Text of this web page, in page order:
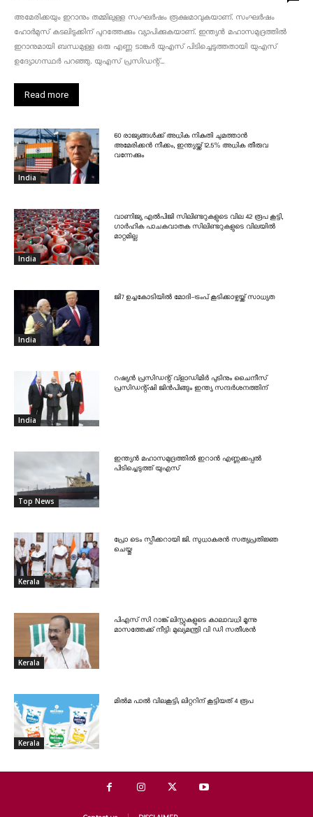
അമേരിക്കയും ഇറാനും തമ്മിലുള്ള സംഘർഷം രൂക്ഷമാവുകയാണ്. സംഘർഷം
ഹോർമുസ് കടലിടുക്കിന് പുറത്തേക്കും വ്യാപിക്കുകയാണ്. ഇന്ത്യൻ മഹാസമുദ്രത്തിൽ
ഇറാനുമായി ബന്ധമുള്ള ഒരു എണ്ണ ടാങ്കർ യുഎസ് പിടിച്ചെടുത്തതായി യുഎസ്
ഉദ്യോഗസ്ഥർ പറഞ്ഞു. യുഎസ് പ്രസിഡന്റ്...
Read more
India
60 രാജ്യങ്ങൾക്ക് അധിക നികുതി ചുമത്താൻ
അമേരിക്കൻ നീക്കം, ഇന്ത്യയ്ക്ക് 12.5% അധിക തീരുവ
വന്നേക്കും
India
വാണിജ്യ എൽപിജി സിലിണ്ടറുകളുടെ വില 42 രൂപ കൂട്ടി,
ഗാർഹിക പാചകവാതക സിലിണ്ടറുകളുടെ വിലയിൽ
മാറ്റമില്ല
India
ജി7 ഉച്ചകോടിയിൽ മോദി-ട്രംപ് കൂടിക്കാഴ്ചയ്ക്ക് സാധ്യത
India
റഷ്യൻ പ്രസിഡന്റ് വ്‌ളാഡിമിർ പുടിനും ചൈനീസ്
പ്രസിഡന്റ്ഷി ജിൻപിങ്ങും ഇന്ത്യ സന്ദർശനത്തിന്
Top News
ഇന്ത്യൻ മഹാസമുദ്രത്തിൽ ഇറാൻ എണ്ണക്കപ്പൽ
പിടിച്ചെടുത്ത് യുഎസ്
Kerala
പ്രോ ടെം സ്പീക്കറായി ജി. സുധാകരൻ സത്യപ്രതിജ്ഞ
ചെയ്തു
Kerala
പിഎസ് സി റാങ്ക് ലിസ്റ്റുകളുടെ കാലാവധി മൂന്നു
മാസത്തേക്ക് നീട്ടി: മുഖ്യമന്ത്രി വി ഡി സതീശൻ
Kerala
മിൽമ പാൽ വിലകൂട്ടി; ലിറ്ററിന് കൂട്ടിയത് 4 രൂപ